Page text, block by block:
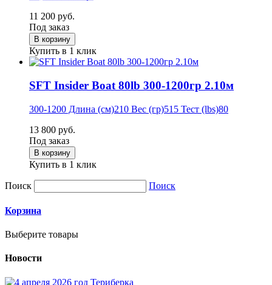
11 200 руб.
Под заказ
Купить в 1 клик
SFT Insider Boat 80lb 300-1200гр 2.10м
300-1200 Длина (см)210 Вес (гр)515 Тест (lbs)80
13 800 руб.
Под заказ
Купить в 1 клик
Поиск Поиск
Корзина
Выберите товары
Новости